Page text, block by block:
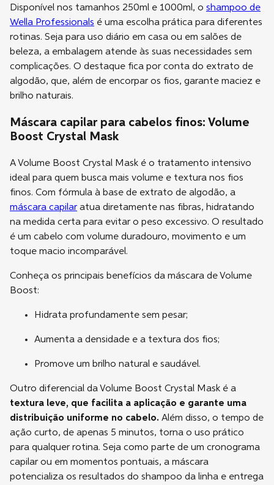
Disponível nos tamanhos 250ml e 1000ml, o shampoo de
Wella Professionals é uma escolha prática para diferentes
rotinas. Seja para uso diário em casa ou em salões de
beleza, a embalagem atende às suas necessidades sem
complicações. O destaque fica por conta do extrato de
algodão, que, além de encorpar os fios, garante maciez e
brilho naturais.
Máscara capilar para cabelos finos: Volume
Boost Crystal Mask
A Volume Boost Crystal Mask é o tratamento intensivo
ideal para quem busca mais volume e textura nos fios
finos. Com fórmula à base de extrato de algodão, a
máscara capilaratua diretamente nas fibras, hidratando
na medida certa para evitar o peso excessivo. O resultado
é um cabelo com volume duradouro, movimento e um
toque macio incomparável.
Conheça os principais benefícios da máscara de Volume
Boost:
Hidrata profundamente sem pesar;
Aumenta a densidade e a textura dos fios;
Promove um brilho natural e saudável.
Outro diferencial da Volume Boost Crystal Mask é a
textura leve, que facilita a aplicação e garante uma
distribuição uniforme no cabelo. Além disso, o tempo de
ação curto, de apenas 5 minutos, torna o uso prático
para qualquer rotina. Seja como parte de um cronograma
capilar ou em momentos pontuais, a máscara
potencializa os resultados do shampoo da linha e entrega